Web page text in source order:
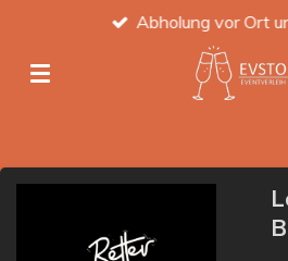
springen
Abholung vor Ort